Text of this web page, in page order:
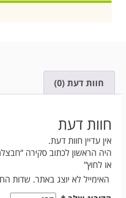
חוות דעת (0)
חוות דעת
אין עדיין חוות דעת.
היה הראשון לכתוב סקירה
או לחוץ”
האימייל לא יוצג באתר. שדות